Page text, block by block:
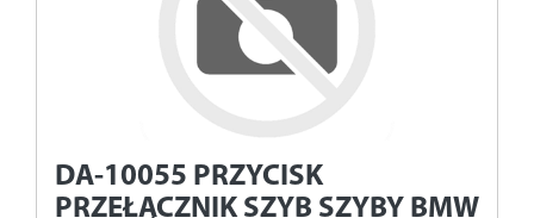
DA-10055 PRZYCISK
PRZEŁĄCZNIK SZYB SZYBY BMW